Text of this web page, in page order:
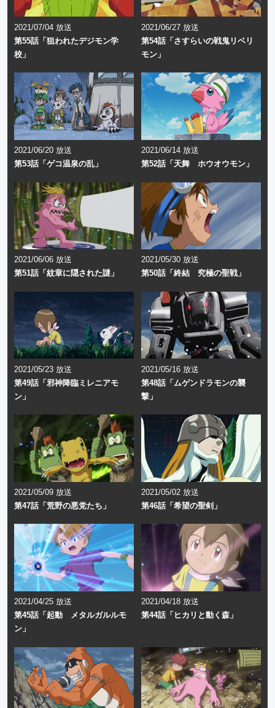
2021/07/04 放送
第55話「狙われたデジモン学
校」
2021/06/27 放送
第54話「さすらいの戦鬼リベリ
モン」
2021/06/20 放送
第53話「ゲコ温泉の乱」
2021/06/14 放送
第52話「天舞 ホウオウモン」
2021/06/06 放送
第51話「紋章に隠された謎」
2021/05/30 放送
第50話「終結 究極の聖戦」
2021/05/23 放送
第49話「邪神降臨ミレニアモ
ン」
2021/05/16 放送
第48話「ムゲンドラモンの襲
撃」
2021/05/09 放送
第47話「荒野の悪党たち」
2021/05/02 放送
第46話「希望の聖剣」
2021/04/25 放送
第45話「起動 メタルガルルモ
ン」
2021/04/18 放送
第44話「ヒカリと動く森」